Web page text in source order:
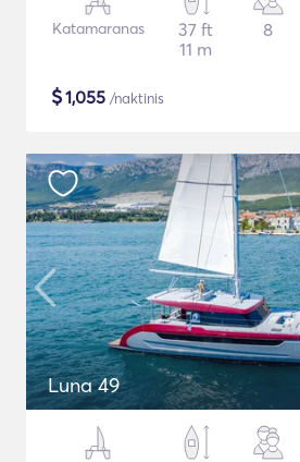
Katamaranas
37 ft
11 m
8
$1,055 /naktinis
Luna 49